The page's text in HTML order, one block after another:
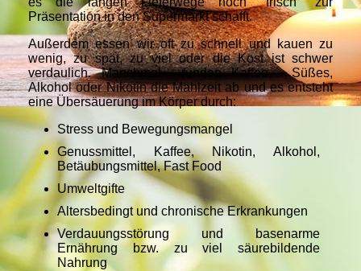
Präsentation in den Supermarkt schafft.
Außerdem essen wir oft zu schnell und kauen zu
wenig, zu spät, zu viel oder die Kost ist schwer
verdaulich. Manchmal runden Kaffee, Süßes,
Alkohol oder Nikotin die Mahlzeit ab und es entsteht
eine Übersäuerung im Körper durch:
Stress und Bewegungsmangel
Genussmittel, Kaffee, Nikotin, Alkohol,
Betäubungsmittel, Fast Food
Umweltgifte
Altersbedingt und chronische Erkrankungen
Verdauungsstörung und basenarme
Ernährung bzw. zu viel säurebildende
Nahrung